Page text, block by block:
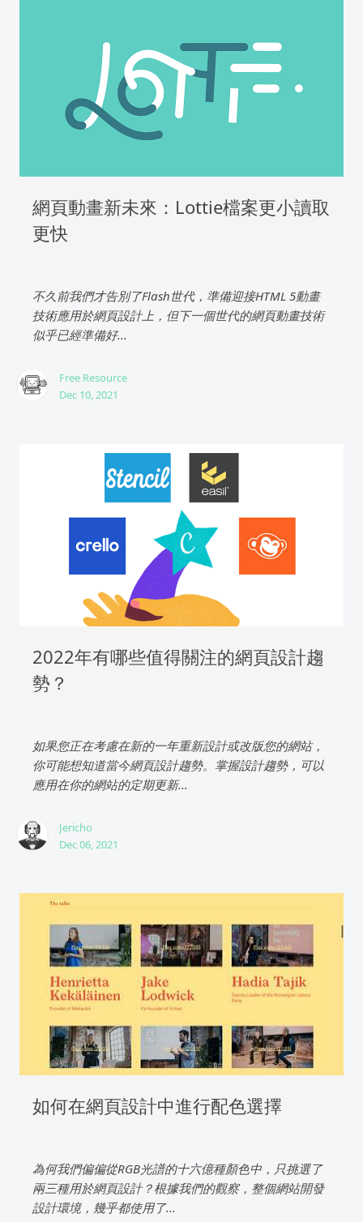
網頁動畫新未來：Lottie檔案更小讀取
更快
不久前我們才告別了Flash世代，準備迎接HTML 5動畫
技術應用於網頁設計上，但下一個世代的網頁動畫技術
似乎已經準備好...
Free Resource
Dec 10, 2021
2022年有哪些值得關注的網頁設計趨
勢？
如果您正在考慮在新的一年重新設計或改版您的網站，
你可能想知道當今網頁設計趨勢。掌握設計趨勢，可以
應用在你的網站的定期更新...
Jericho
Dec 06, 2021
如何在網頁設計中進行配色選擇
為何我們偏偏從RGB光譜的十六億種顏色中，只挑選了
兩三種用於網頁設計？根據我們的觀察，整個網站開發
設計環境，幾乎都使用了...